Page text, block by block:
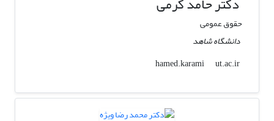
حقوق عمومی
دانشگاه شاهد
hamed.karami
ut.ac.ir